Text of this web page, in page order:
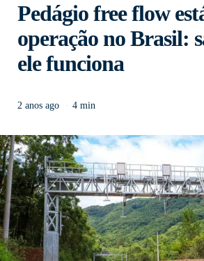
Pedágio free flow
operação no Brasil:
ele funciona
2 anos ago 4 min